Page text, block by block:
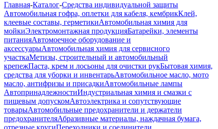
Главная-Каталог-Средства индивидуальной защиты
Автомобильная гофра, оплетки для кабеля, кембрикКлей,
клеевые составы, герметикиАвтомобильная химия для
мойкиЭлектромонтажная продукцияБатарейки, элементы
питанияАвтомоечное оборудование и
аксессуарыАвтомобильная химия для сервисного
участкаМетизы, строительный и автомобильный
крепежПаста, крем и лосьоны для очистки рукБытовая химия,
средства для уборки и инвентарьАвтомобильное масло, мото
масло, антифризы и присадкиАвтомобильные лампы
АвтопринадлежностиИндустриальная химия и смазки с
пищевым допускомАвтоэлектрика и сопутствующие
товарыАвтомобильные предохранители и держатели
предохранителяАбразивные материалы, наждачная бумага,
отрезные кругиПереходники и соединители